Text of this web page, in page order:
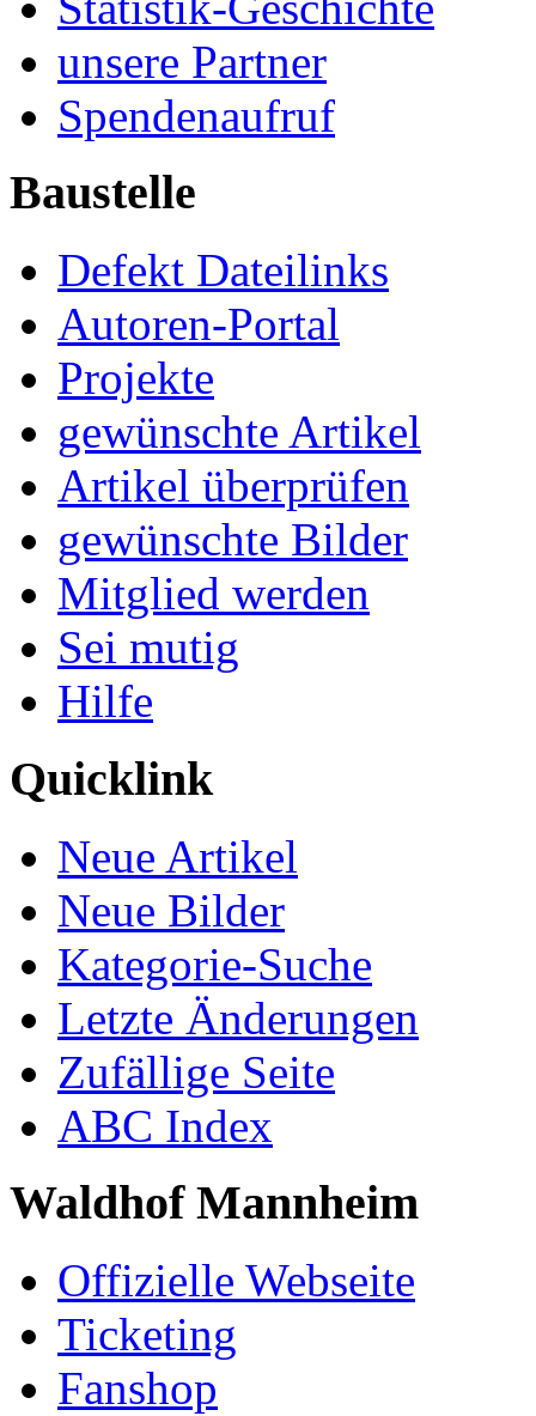
unsere Partner
Spendenaufruf
Baustelle
Defekt Dateilinks
Autoren-Portal
Projekte
gewünschte Artikel
Artikel überprüfen
gewünschte Bilder
Mitglied werden
Sei mutig
Hilfe
Quicklink
Neue Artikel
Neue Bilder
Kategorie-Suche
Letzte Änderungen
Zufällige Seite
ABC Index
Waldhof Mannheim
Offizielle Webseite
Ticketing
Fanshop